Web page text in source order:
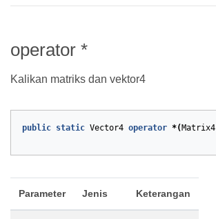
operator *
Kalikan matriks dan vektor4
public static Vector4 operator *( Matrix4
Parameter Jenis Keterangan